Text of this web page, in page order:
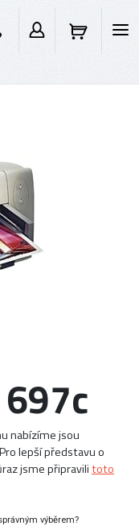
nabízíme jsou
lepší představu o
jsme připravilitoto
výběrem?